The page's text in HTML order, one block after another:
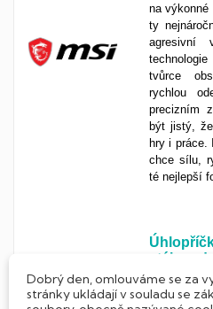
na výkonné
ty
agresivní
tvůrce
rychlou
precizním
být jistý,
hry i práce.
chce sílu,
té nejlepší
vtáhne
S34"
Dobrý den, omlouváme se za
stránky ukládají v souladu se